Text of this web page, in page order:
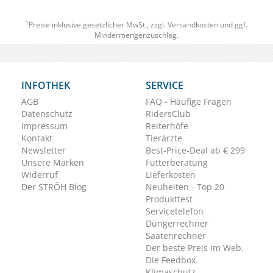
1 Preise inklusive gesetzlicher MwSt., zzgl. Versandkosten und ggf.
Mindermengenzuschlag.
INFOTHEK
AGB
Datenschutz
Impressum
Kontakt
Newsletter
Unsere Marken
Widerruf
Der STRÖH Blog
SERVICE
FAQ - Häufige Fragen
RidersClub
Reiterhöfe
Tierärzte
Best-Price-Deal ab € 299
Futterberatung
Lieferkosten
Neuheiten - Top 20
Produkttest
Servicetelefon
Düngerrechner
Saatenrechner
Der beste Preis im Web.
Die Feedbox.